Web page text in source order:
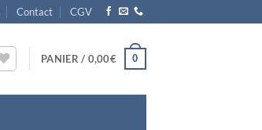
Contact CGV
PANIER / 0,00€ 0